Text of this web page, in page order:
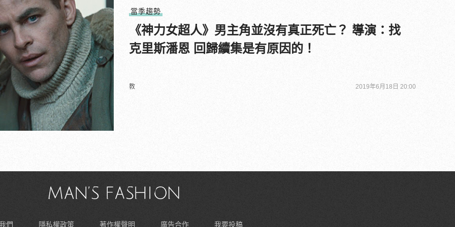
當季趨勢
《神力女超人》男主角並沒有真正死亡？ 導演：找
克里斯潘恩 回歸續集是有原因的！
教 2019年6月18日 20:00
們 隱私權政策 著作權聲明 廣告合作 我要投稿